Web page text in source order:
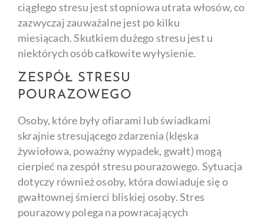
ciągłego stresu jest stopniowa utrata włosów, co
zazwyczaj zauważalne jest po kilku
miesiącach. Skutkiem dużego stresu jest u
niektórych osób całkowite wyłysienie.
ZESPÓŁ STRESU
POURAZOWEGO
Osoby, które były ofiarami lub świadkami
skrajnie stresującego zdarzenia (klęska
żywiołowa, poważny wypadek, gwałt) mogą
cierpieć na zespół stresu pourazowego. Sytuacja
dotyczy również osoby, która dowiaduje się o
gwałtownej śmierci bliskiej osoby. Stres
pourazowy polega na powracających